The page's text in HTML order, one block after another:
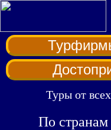
Туры от
По странам